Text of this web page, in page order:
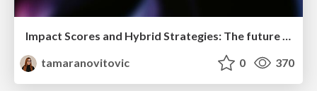
Impact Scores and Hybrid Strategies: The future of link building
tamaranovitovic
0 370